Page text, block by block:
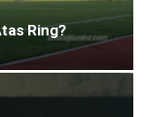
Ring?